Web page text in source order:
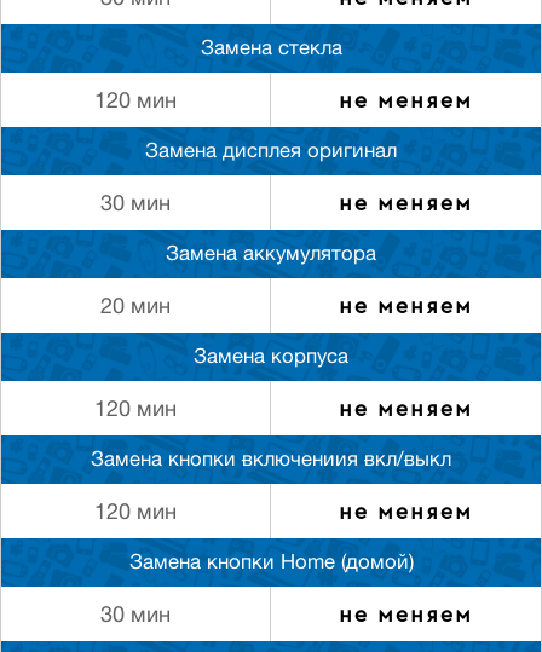
Замена стекла
120 мин не меняем
Замена дисплея оригинал
30 мин не меняем
Замена аккумулятора
20 мин не меняем
Замена корпуса
120 мин не меняем
Замена кнопки включениия вкл/выкл
120 мин не меняем
Замена кнопки Home (домой)
30 мин не меняем